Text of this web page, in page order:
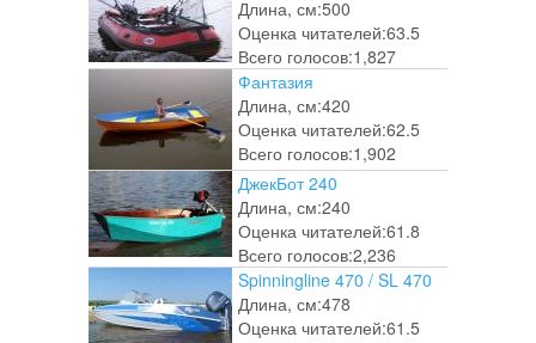
Длина, см:500
Оценка читателей:63.5
Всего голосов:1,827
Фантазия
Длина, см:420
Оценка читателей:62.5
Всего голосов:1,902
ДжекБот 240
Длина, см:240
Оценка читателей:61.8
Всего голосов:2,236
Spinningline 470 / SL 470
Длина, см:478
Оценка читателей:61.5